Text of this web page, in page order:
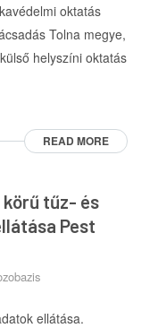
oktatás
Tolna megye,
helyszíni oktatás
READ MORE
tűz- és
Pest
ellátása.